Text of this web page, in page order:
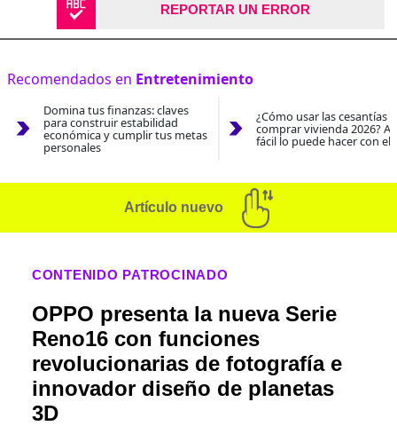
REPORTAR UN ERROR
Recomendados en Entretenimiento
Domina tus finanzas: claves
para construir estabilidad
económica y cumplir tus metas
personales
¿Cómo usar las cesantías
comprar vivienda 2026?
fácil lo puede hacer con el
Artículo nuevo
CONTENIDO PATROCINADO
OPPO presenta la nueva Serie
Reno16 con funciones
revolucionarias de fotografía e
innovador diseño de planetas
3D